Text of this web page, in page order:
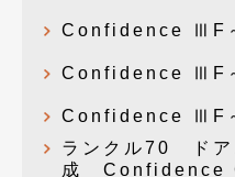
Confidence ⅢF
Confidence ⅢF
Confidence ⅢF
ランクル70 ドア
成 Confidence